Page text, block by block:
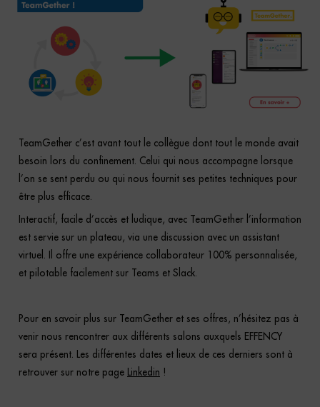
TeamGether c’est avant tout le collègue dont tout le monde avait
besoin lors du confinement. Celui qui nous accompagne lorsque
l’on se sent perdu ou qui nous fournit ses petites techniques pour
être plus efficace.
Interactif, facile d’accès et ludique, avec TeamGether l’information
est servie sur un plateau, via une discussion avec un assistant
virtuel. Il offre une expérience collaborateur 100% personnalisée,
et pilotable facilement sur Teams et Slack.
Pour en savoir plus sur TeamGether et ses offres, n’hésitez pas à
venir nous rencontrer aux différents salons auxquels EFFENCY
sera présent. Les différentes dates et lieux de ces derniers sont à
retrouver sur notre page
Linkedin !